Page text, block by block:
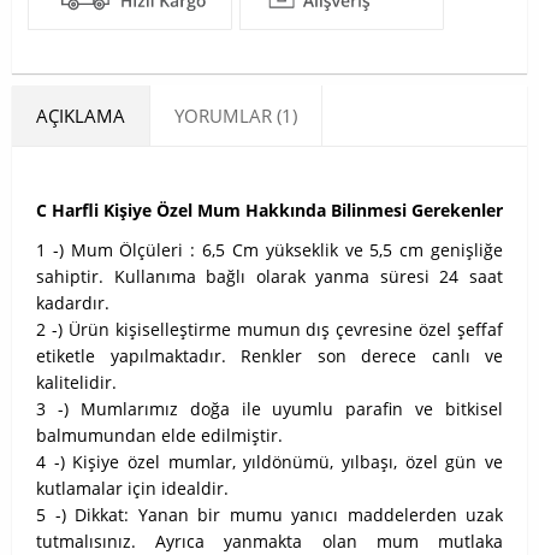
AÇIKLAMA YORUMLAR (1)
C Harfli Kişiye Özel Mum Hakkında Bilinmesi Gerekenler
1 -) Mum Ölçüleri : 6,5 Cm yükseklik ve 5,5 cm genişliğe
sahiptir. Kullanıma bağlı olarak yanma süresi 24 saat
kadardır.
2 -) Ürün kişiselleştirme mumun dış çevresine özel şeffaf
etiketle yapılmaktadır. Renkler son derece canlı ve
kalitelidir.
3 -) Mumlarımız doğa ile uyumlu parafin ve bitkisel
balmumundan elde edilmiştir.
4 -) Kişiye özel mumlar, yıldönümü, yılbaşı, özel gün ve
kutlamalar için idealdir.
5 -) Dikkat: Yanan bir mumu yanıcı maddelerden uzak
tutmalısınız. Ayrıca yanmakta olan mum mutlaka